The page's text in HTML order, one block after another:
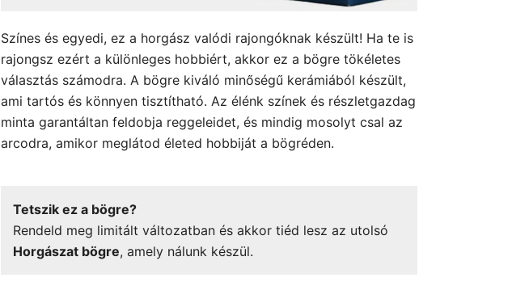
Színes és egyedi, ez a horgász valódi rajongóknak készült! Ha te is
rajongsz ezért a különleges hobbiért, akkor ez a bögre tökéletes
választás számodra. A bögre kiváló minőségű kerámiából készült,
ami tartós és könnyen tisztítható. Az élénk színek és részletgazdag
minta garantáltan feldobja reggeleidet, és mindig mosolyt csal az
arcodra, amikor meglátod életed hobbiját a bögréden.
Tetszik ez a bögre?
Rendeld meg limitált változatban és akkor tiéd lesz az utolsó
Horgászat bögre, amely nálunk készül.